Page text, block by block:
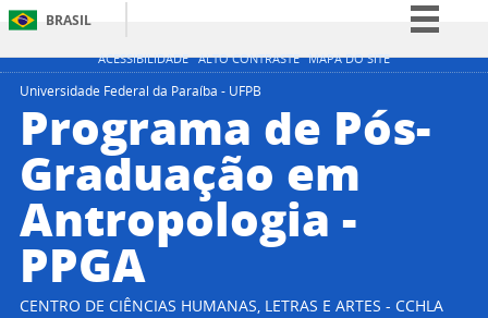
ACESSIBILIDADE ALTO CONTRASTE MAPA DO SITE
BRASIL
Simplifique!
Participe
Legislação
Canais
Universidade Federal da Paraíba - UFPB
Programa de Pós-
Graduação em
Antropologia -
PPGA
CENTRO DE CIÊNCIAS HUMANAS, LETRAS E ARTES - CCHLA